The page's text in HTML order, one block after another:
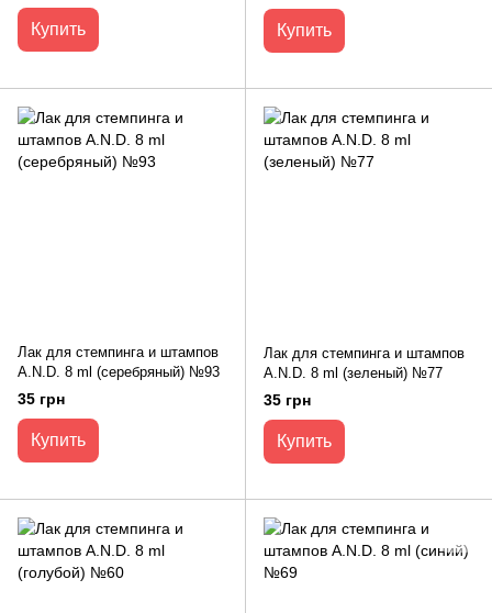
Купить Купить
Лак для стемпинга и штампов
A.N.D. 8 ml (серебряный) №93
35 грн
Купить
Лак для стемпинга и штампов
A.N.D. 8 ml (зеленый) №77
35 грн
Купить